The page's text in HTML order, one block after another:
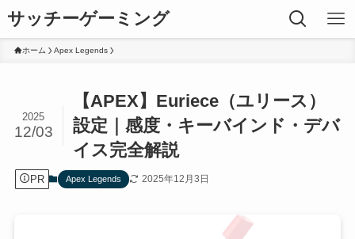
サッチーゲーミング
ホーム Apex Legends
【APEX】Euriece（ユリース）
設定｜感度・キーバインド・デバ
イス完全解説
2025
12/03
PR Apex Legends 2025年12月3日